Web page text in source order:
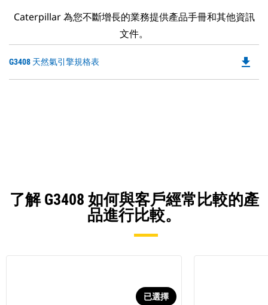
Caterpillar 為您不斷增長的業務提供產品手冊和其他資訊
文件。
G3408 天然氣引擎規格表 file_download
了解 G3408 如何與客戶經常比較的產
品進行比較。
已選擇